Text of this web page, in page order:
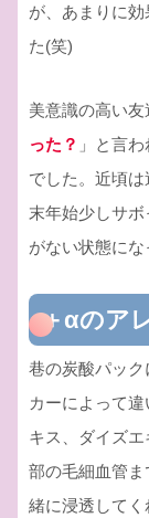
が、あまりに
た(笑)
美意識の高い
った？ 」と言
でした。近頃
末年始少しサ
がない状態にな
＋αのア
巷の炭酸パッ
カーによって
キス、ダイズ
部の毛細血管
緒に浸透して